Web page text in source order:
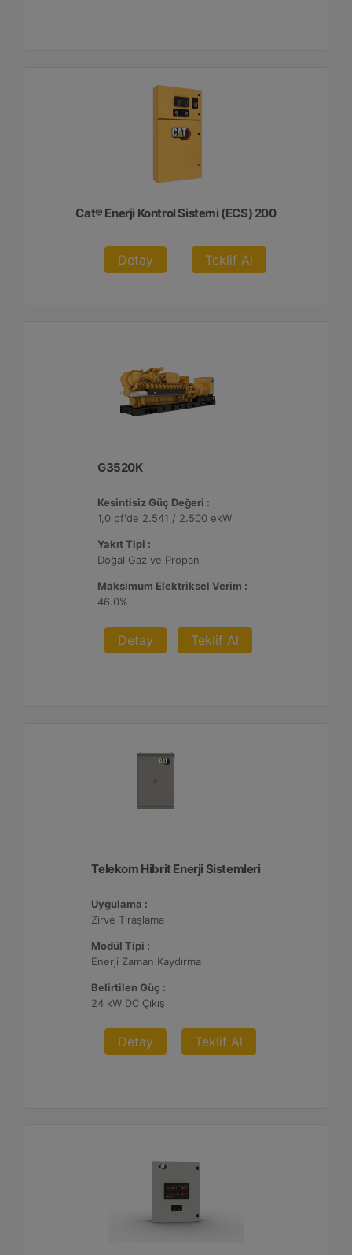
Cat® Enerji Kontrol Sistemi (ECS) 200
Detay Teklif Al
G3520K
Kesintisiz Güç Değeri :
1,0 pf'de 2.541 / 2.500 ekW
Yakıt Tipi :
Doğal Gaz ve Propan
Maksimum Elektriksel Verim :
46.0%
Detay Teklif Al
Telekom Hibrit Enerji Sistemleri
Uygulama :
Zirve Tıraşlama
Modül Tipi :
Enerji Zaman Kaydırma
Belirtilen Güç :
24 kW DC Çıkış
Detay Teklif Al